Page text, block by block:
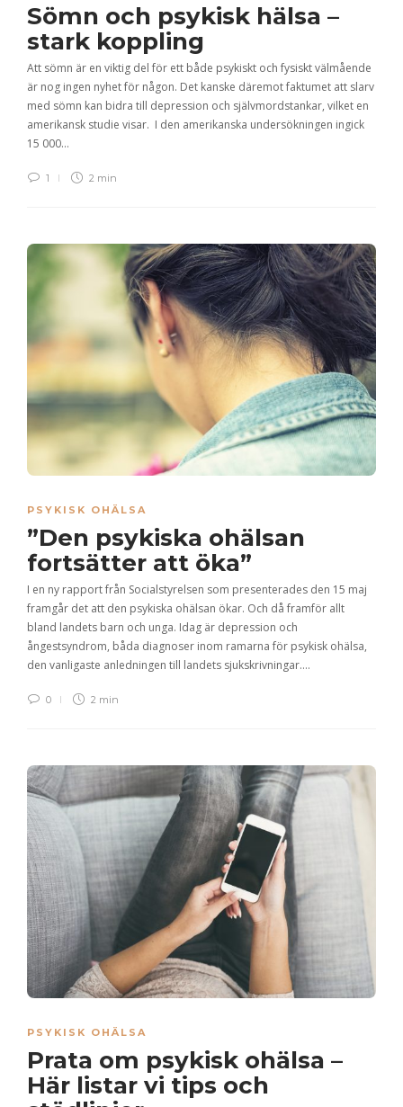
Sömn och psykisk hälsa –
stark koppling
Att sömn är en viktig del för ett både psykiskt och fysiskt välmående
är nog ingen nyhet för någon. Det kanske däremot faktumet att slarv
med sömn kan bidra till depression och självmordstankar, vilket en
amerikansk studie visar. I den amerikanska undersökningen ingick
15 000…
1 2 min
PSYKISK OHÄLSA
”Den psykiska ohälsan
fortsätter att öka”
I en ny rapport från Socialstyrelsen som presenterades den 15 maj
framgår det att den psykiska ohälsan ökar. Och då framför allt
bland landets barn och unga. Idag är depression och
ångestsyndrom, båda diagnoser inom ramarna för psykisk ohälsa,
den vanligaste anledningen till landets sjukskrivningar….
0 2 min
PSYKISK OHÄLSA
Prata om psykisk ohälsa –
Här listar vi tips och